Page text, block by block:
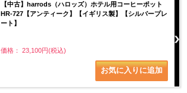
【中古】harrods（ハロッズ）ホテル用コーヒーポット
HR-727【アンティーク】【イギリス製】【シルバープレ
ート】
価格： 23,100円(税込)